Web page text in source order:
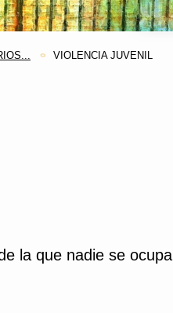
VIOLENCIA JUVENIL
la que nadie se ocupa